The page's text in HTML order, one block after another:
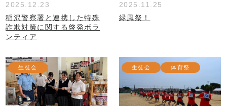
2025.12.23
稲沢警察署と連携した特殊
詐欺対策に関する啓発ボラ
ンティア
2025.11.25
緑風祭！
生徒会 生徒会 体育祭